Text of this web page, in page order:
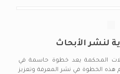
لنشر الأبحاث
المحكمة يعد خطوة حاسمة في
هذه الخطوة في نشر المعرفة وتعزيز